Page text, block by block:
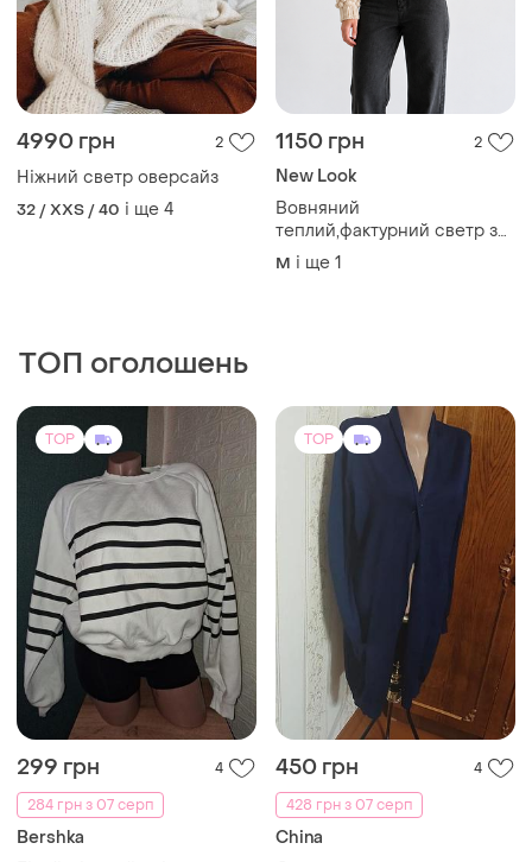
4990 грн 2
Ніжний светр оверсайз
32 / XXS / 40 і ще 4
1150 грн 2
New Look
Вовняний
теплий,фактурний светр з
помпонами ,кофта, new look
M і ще 1
ТОП оголошень
TOP
299 грн
4
284 грн з 07 серп
Bershka
TOP
450 грн
4
428 грн з 07 серп
China